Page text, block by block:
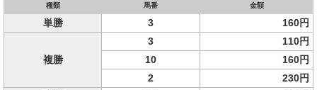
種類 馬番 金額
単勝 3 160円
複勝
3
110円
10
160円
2
230円